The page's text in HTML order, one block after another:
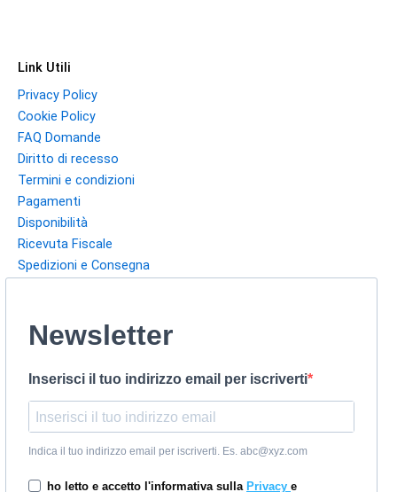
Link Utili
Privacy Policy
Cookie Policy
FAQ Domande
Diritto di recesso
Termini e condizioni
Pagamenti
Disponibilità
Ricevuta Fiscale
Spedizioni e Consegna
Newsletter
Inserisci il tuo indirizzo email per iscriverti
Indica il tuo indirizzo email per iscriverti. Es. abc@xyz.com
ho letto e accetto l'informativa sulla Privacy e